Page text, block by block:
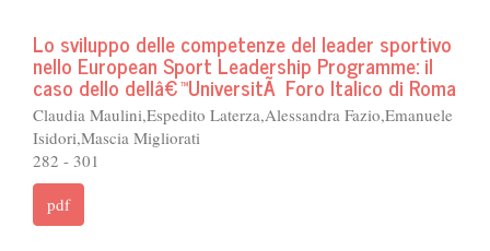
Lo sviluppo delle competenze del leader sportivo
nello European Sport Leadership Programme: il
caso dello dellâ€™UniversitÃ Foro Italico di Roma
Claudia Maulini,Espedito Laterza,Alessandra Fazio,Emanuele
Isidori,Mascia Migliorati
282 - 301
pdf